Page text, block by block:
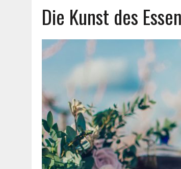
7. AUGUST 2026
SEIT WANN GIBT ES
Die Kunst des